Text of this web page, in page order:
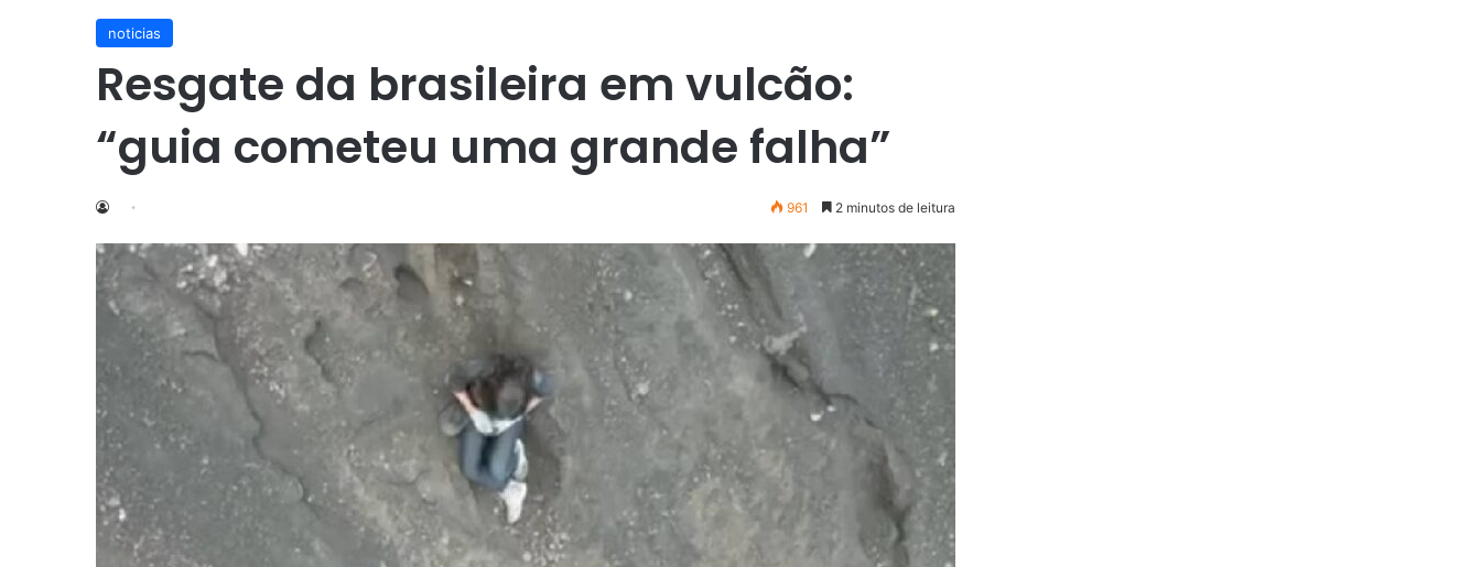
noticias
Resgate da brasileira em vulcão:
“guia cometeu uma grande falha”
961 2 minutos de leitura